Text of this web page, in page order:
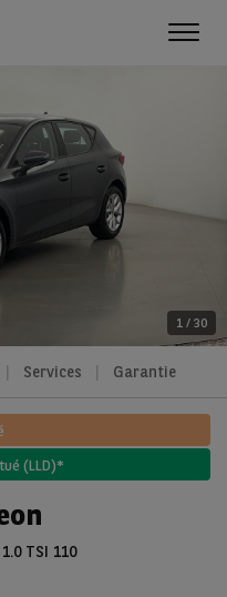
1 / 30
Services Garantie
(LLD)*
1.0 TSI 110